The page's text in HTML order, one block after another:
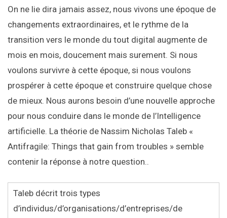
On ne lie dira jamais assez, nous vivons une époque de
changements extraordinaires, et le rythme de la
transition vers le monde du tout digital augmente de
mois en mois, doucement mais surement. Si nous
voulons survivre à cette époque, si nous voulons
prospérer à cette époque et construire quelque chose
de mieux. Nous aurons besoin d’une nouvelle approche
pour nous conduire dans le monde de l’Intelligence
artificielle. La théorie de Nassim Nicholas Taleb «
Antifragile: Things that gain from troubles » semble
contenir la réponse à notre question..
Taleb décrit trois types
d’individus/d’organisations/d’entreprises/de